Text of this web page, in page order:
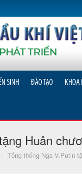
SINH ĐÀO TẠO KHOA
Huân
/ Tổng thống Nga V.Putin